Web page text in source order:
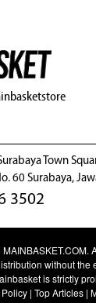
Town
60 Surabaya,
3502
MAINBASKET.COM.
without the
is strictly
| Top Articles|